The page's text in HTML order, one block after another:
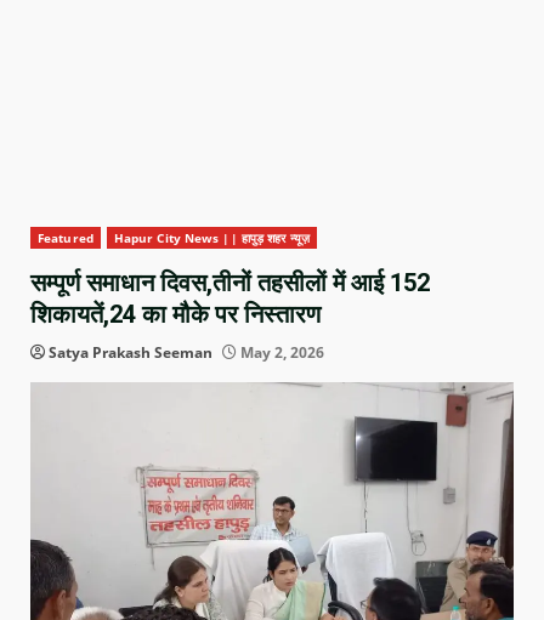
Featured Hapur City News || हापुड़ शहर न्यूज़
सम्पूर्ण समाधान दिवस,तीनों तहसीलों में आई 152
शिकायतें,24 का मौके पर निस्तारण
Satya Prakash Seeman May 2, 2026